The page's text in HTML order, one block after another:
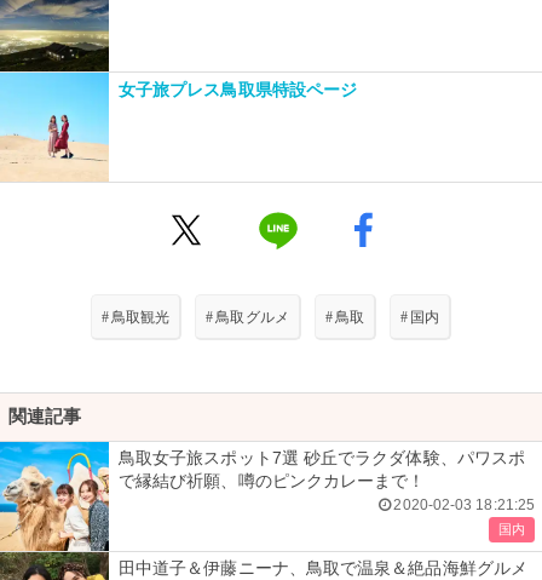
女子旅プレス鳥取県特設ページ
# 鳥取観光 # 鳥取グルメ # 鳥取 # 国内
関連記事
鳥取女子旅スポット7選 砂丘でラクダ体験、パワスポ
で縁結び祈願、噂のピンクカレーまで！
2020-02-03 18:21:25
国内
田中道子＆伊藤ニーナ、鳥取で温泉＆絶品海鮮グルメ